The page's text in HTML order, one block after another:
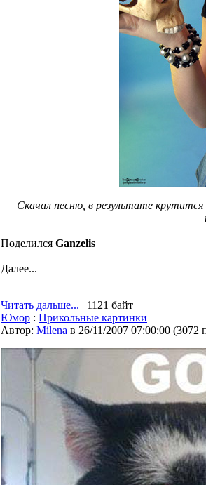
Скачал песню, в результате
Поделился Ganzelis
Далее...
Читать дальше... | 1121 байт
Юмор : Прикольные картинки
Автор: Milena в 26/11/2007 07:00:00 (3072